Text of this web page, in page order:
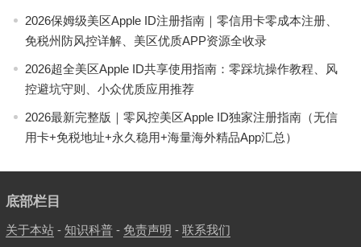
2026保姆级美区Apple ID注册指南｜零信用卡零成本注册、
免税州防风控详解、美区优质APP资源全收录
2026超全美区Apple ID共享使用指南：零踩坑操作教程、风
控避坑守则、小众优质应用推荐
2026最新完整版｜零风控美区Apple ID独家注册指南（无信
用卡+免税地址+永久稳用+海量海外精品App汇总）
底部栏目
关于本站- 知识科普- 免责声明 - 联系我们